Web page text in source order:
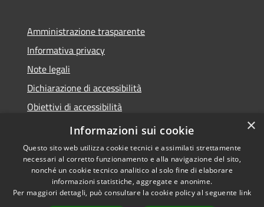
Amministrazione trasparente
Informativa privacy
Note legali
Dichiarazione di accessibilità
Obiettivi di accessibilità
Whistleblowing
Accessibilità
Copyright © 2026 • Comune di
Spirano • Powered by
×
Informazioni sui cookie
Questo sito web utilizza cookie tecnici e assimilati strettamente
necessari al corretto funzionamento e alla navigazione del sito,
nonché un cookie tecnico analitico al solo fine di elaborare
informazioni statistiche, aggregate e anonime.
Per maggiori dettagli, può consultare la cookie policy al seguente link